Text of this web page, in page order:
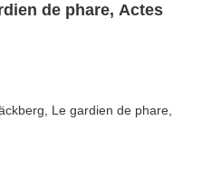
de phare, Actes